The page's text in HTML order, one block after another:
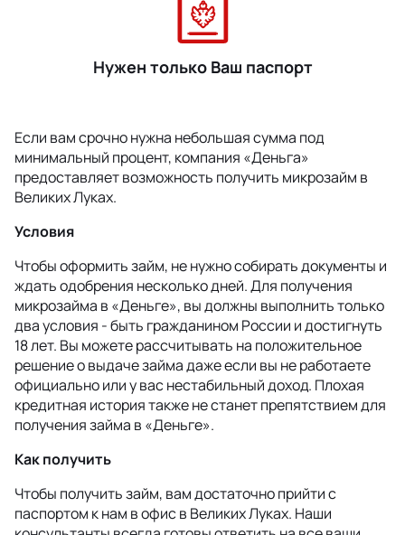
Нужен только Ваш паспорт
Если вам срочно нужна небольшая сумма под
минимальный процент, компания «Деньга»
предоставляет возможность получить микрозайм в
Великих Луках.
Условия
Чтобы оформить займ, не нужно собирать документы и
ждать одобрения несколько дней. Для получения
микрозайма в «Деньге», вы должны выполнить только
два условия - быть гражданином России и достигнуть
18 лет. Вы можете рассчитывать на положительное
решение о выдаче займа даже если вы не работаете
официально или у вас нестабильный доход. Плохая
кредитная история также не станет препятствием для
получения займа в «Деньге».
Как получить
Чтобы получить займ, вам достаточно прийти с
паспортом к нам в офис в Великих Луках. Наши